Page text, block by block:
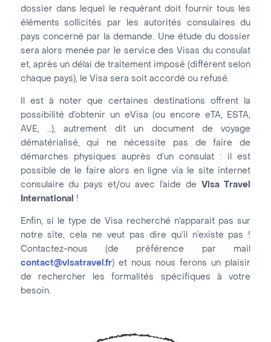
dossier dans lequel le requérant doit fournir tous les
éléments sollicités par les autorités consulaires du
pays concerné par la demande. Une étude du dossier
sera alors menée par le service des Visas du consulat
et, après un délai de traitement imposé (différent selon
chaque pays), le Visa sera soit accordé ou refusé.
Il est à noter que certaines destinations offrent la
possibilité d’obtenir un eVisa (ou encore eTA, ESTA,
AVE, …), autrement dit un document de voyage
dématérialisé, qui ne nécessite pas de faire de
démarches physiques auprès d’un consulat : il est
possible de le faire alors en ligne via le site internet
consulaire du pays et/ou avec l’aide de Visa Travel
International
!
Enfin, si le type de Visa recherché n’apparait pas sur
notre site, cela ne veut pas dire qu’il n’existe pas !
Contactez-nous (de préférence par mail
contact@visatravel.fr) et nous nous ferons un plaisir
de rechercher les formalités spécifiques à votre
besoin.